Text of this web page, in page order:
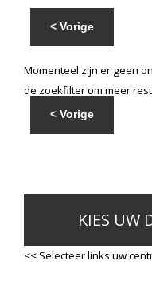
< Vorige
Momenteel zijn er geen
de zoekfilter om meer
< Vorige
KIES UW
<< Selecteer links uw